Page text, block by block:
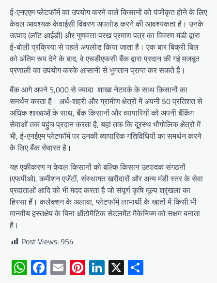
ई-एनएएम प्लेटफॉर्म का उपयोग करने वाले किसानों को पंजीकृत होने के लिए
केवल आवश्यक केवाईसी विवरण अपलोड करने की आवश्यकता है। उनके
उत्पाद (लॉट आईडी) और गुणवत्ता परख प्रमाण पत्र का विवरण मंडी द्वारा
ई-बोली प्रक्रिया से पहले अपलोड किया जाता है। एक बार बिक्री बिल
को अंतिम रूप देने के बाद, वे एचडीएफसी बैंक द्वारा प्रदान की गई मजबूत
प्रणाली का उपयोग करके आसानी से भुगतान प्राप्त कर सकते हैं।
बैंक आगे अपने 5,000 से ज्यादा शाखा नेटवर्क के साथ किसानों का
समर्थन करता है। अर्ध-शहरी और ग्रामीण क्षेत्रों में अपनी 50 प्रतिशत से
अधिक शाखाओं के साथ, बैंक किसानों और व्यापारियों को अपनी बैंकिंग
सेवाओं तक पहुंच प्रदान करता है, यहां तक कि दूरस्थ भौगोलिक क्षेत्रों में
भी, ई-एनईएम प्लेटफॉर्म पर उनकी व्यापारिक गतिविधियों का समर्थन करने
के लिए बैंक सेवारत है।
यह एकीकरण न केवल किसानों को बल्कि किसान उत्पादक संगठनों
(एफपीओ), कमीशन एजेंटों, संस्थागत खरीदारों और अन्य मंडी स्तर के सेवा
प्रदाताओं आदि को भी मदद करता है जो संपूर्ण कृषि मूल्य श्रृंखला का
हिस्सा हैं। कलेक्शन के अलावा, प्लेटफॉर्म लाभार्थी के खातों में किसी भी
मानवीय हस्तक्षेप के बिना ऑटोमैटिक सेटलमेंट मैकेनिज्म को सक्षम बनाता
है।
Post Views:954
WhatsApp
Facebook
EmailPinterest
LinkedIn
X